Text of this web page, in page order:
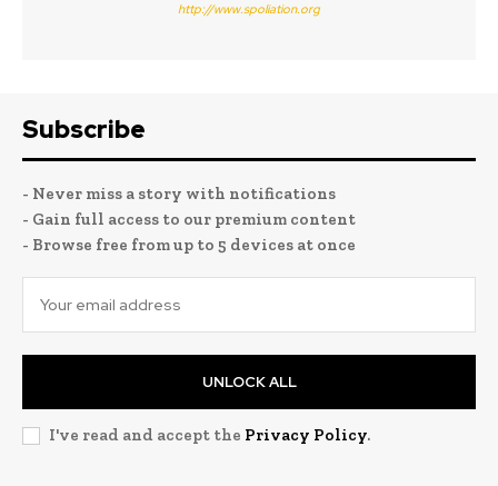
http://www.spoliation.org
Subscribe
- Never miss a story with notifications
- Gain full access to our premium content
- Browse free from up to 5 devices at once
UNLOCK ALL
I've read and accept the Privacy Policy.